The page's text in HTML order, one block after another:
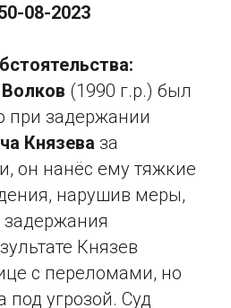
08-2023
(1990 г.р.) был
при задержании
Князева за
он нанёс ему тяжкие
нарушив меры,
Князев
с переломами, но
угрозой. Суд